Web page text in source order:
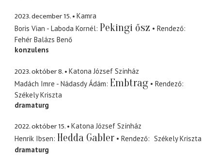
2023. december 15.
Kamra
Boris Vian - Laboda Kornél Pekingi ősz
Rendező
Fehér Balázs Benő
konzulens
2023. október 8.
Katona József Színház
Madách Imre - Nádasdy Ádám Embtrag
Rendező
Székely Kriszta
dramaturg
2022. október 15.
Katona József Színház
Henrik Ibsen Hedda Gabler Rendező
Székely Kriszta
dramaturg